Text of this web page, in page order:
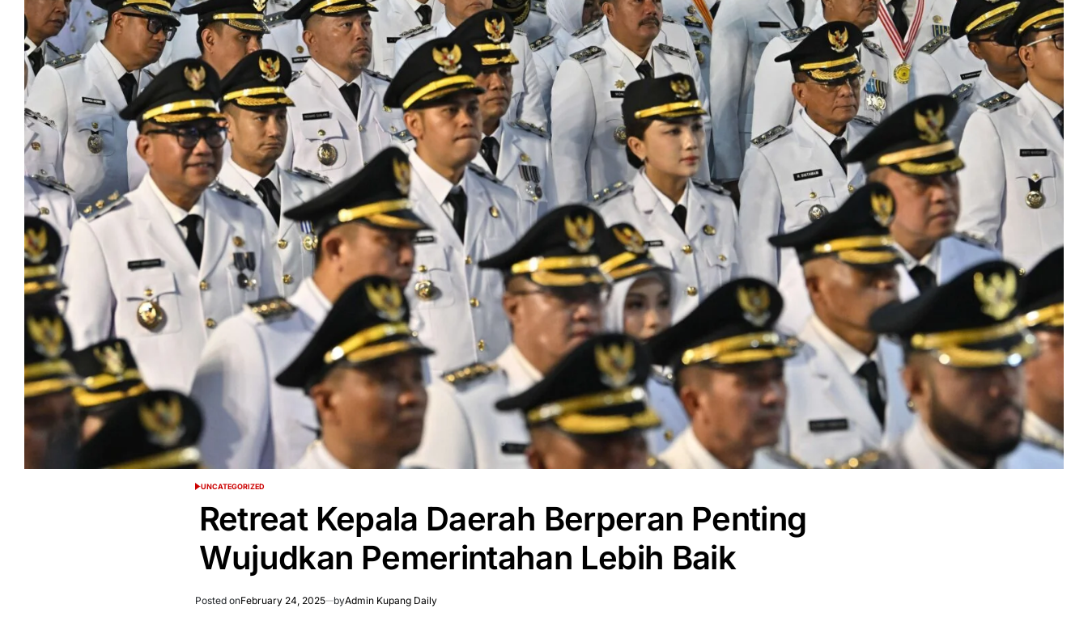
POSTED
UNCATEGORIZED
Retreat Kepala Daerah Berperan Penting
Wujudkan Pemerintahan Lebih Baik
Posted onFebruary 24, 2025 byAdmin Kupang Daily